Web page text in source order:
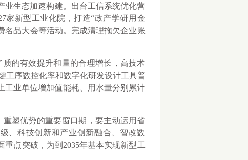
业生态加速构建。出台工信系统优化营
家新型工业化院，打造“政产学研用金
名品大会等活动。完成清理拖欠企业账
的有效提升和量的合理增长，高技术
工序数控化率和数字化研发设计工具普
工业单位增加值能耗、用水量分别累计
塑优势的重要窗口期，要主动运用省
、科技创新和产业创新融合、智改数
重点突破，为到2035年基本实现新型工